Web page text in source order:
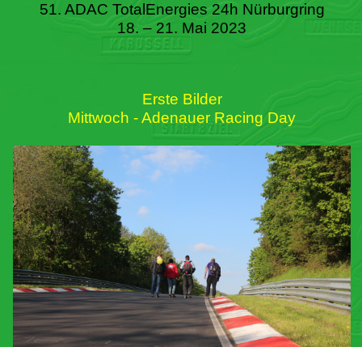
51. ADAC TotalEnergies 24h Nürburgring
18. – 21. Mai 2023
Erste Bilder
Mittwoch - Adenauer Racing Day